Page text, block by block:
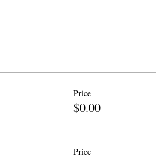
Price
$0.00
Price